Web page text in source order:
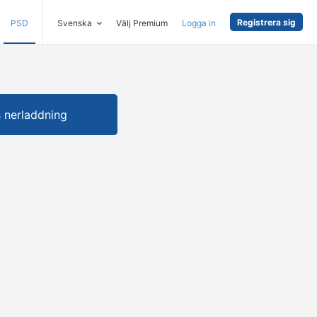
PSD Svenska Välj Premium Logga in Registrera sig
nerladdning